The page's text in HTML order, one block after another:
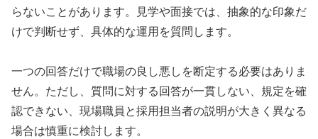
らないことがあります。見学や面接では、抽象的な印象だ
けで判断せず、具体的な運用を質問します。
一つの回答だけで職場の良し悪しを断定する必要はありま
せん。ただし、質問に対する回答が一貫しない、規定を確
認できない、現場職員と採用担当者の説明が大きく異なる
場合は慎重に検討します。